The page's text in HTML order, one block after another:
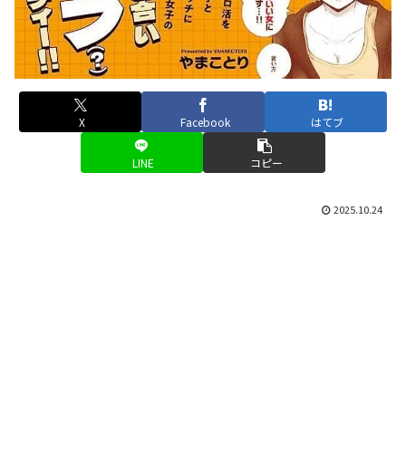
X Facebook はてブ
LINE コピー
2025.10.24